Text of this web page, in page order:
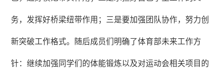
务，发挥好桥梁纽带作用；三是要加强团队协作，努力创
新突破工作格式。随后成员们明确了体育部未来工作方
针：继续加强同学们的体能锻炼以及对运动会相关项目的